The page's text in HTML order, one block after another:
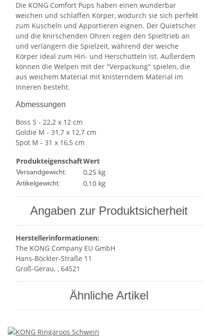
Die KONG Comfort Pups haben einen wunderbar
weichen und schlaffen Körper, wodurch sie sich perfekt
zum Kuscheln und Apportieren eignen. Der Quietscher
und die knirschenden Ohren regen den Spieltrieb an
und verlängern die Spielzeit, während der weiche
Körper ideal zum Hin- und Herschütteln ist. Außerdem
können die Welpen mit der "Verpackung" spielen, die
aus weichem Material mit knisterndem Material im
Inneren besteht.
Abmessungen
Boss S - 22,2 x 12 cm
Goldie M - 31,7 x 12,7 cm
Spot M - 31 x 16,5 cm
ProdukteigenschaftWert
Versandgewicht: 0,25 kg
Artikelgewicht: 0,10 kg
Angaben zur Produktsicherheit
Herstellerinformationen:
The KONG Company EU GmbH
Hans-Böckler-Straße 11
Groß-Gerau, , 64521
Ähnliche Artikel